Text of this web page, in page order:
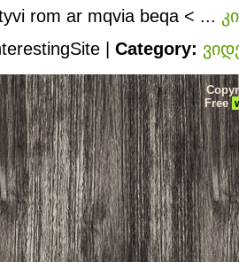
rom ar mqvia beqa < ...
| Category:
Free